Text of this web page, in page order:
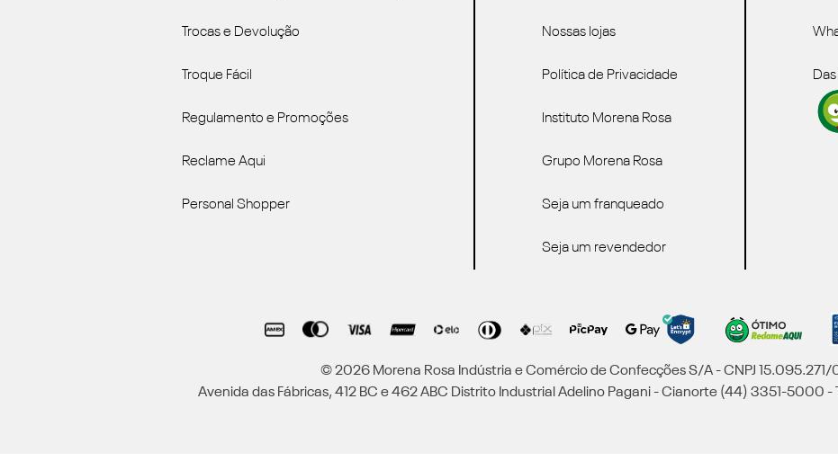
Trocas e Devolução
Troque Fácil
Regulamento e Promoções
Reclame Aqui
Personal Shopper
Nossas lojas
Política de Privacidade
Instituto Morena Rosa
Grupo Morena Rosa
Seja um franqueado
Seja um revendedor
© 2026 Morena Rosa Indústria e Comércio de Confecções S/A - CNPJ
Avenida das Fábricas, 412 BC e 462 ABC Distrito Industrial Adelino Pagani - Cianorte (44) 3351-5000 -